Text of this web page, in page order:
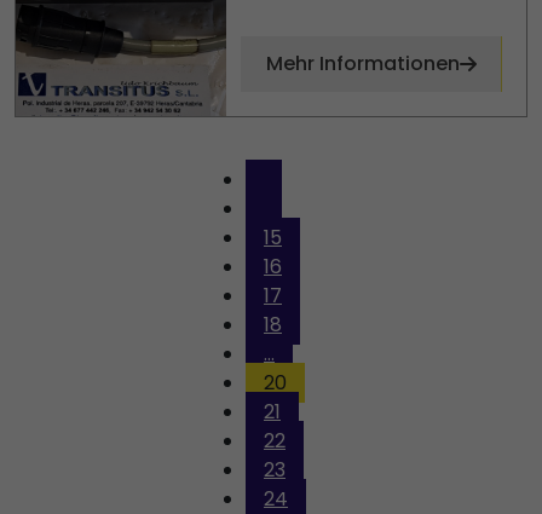
Mehr Informationen
15
16
17
18
...
20
21
22
23
24